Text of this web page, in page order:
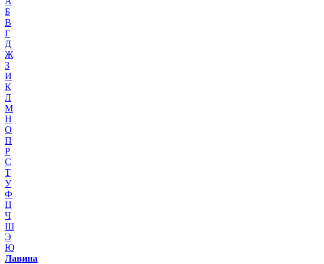
Б
В
Г
Д
Ж
З
И
К
Л
М
Н
О
П
Р
С
Т
У
Ф
Ц
Ч
Ш
Э
Ю
Лавина